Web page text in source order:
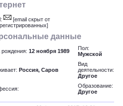
[email скрыт от
данные
рождения: 12 ноября 1989
Пол:
Мужской
Россия, Саров
Вид
деятельности:
Другое
Образование:
Другое